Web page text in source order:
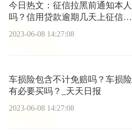
今日热文：征信拉黑前通知本人
吗？信用贷款逾期几天上征信根
据什么情况确认？
2023-06-08 14:27:08
车损险包含不计免赔吗？车损险
有必要买吗？_天天日报
2023-06-08 14:27:08